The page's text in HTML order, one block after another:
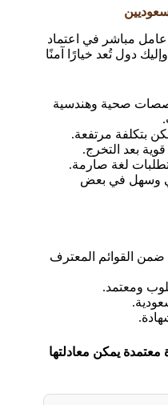
عامل مباشر في اعتماد
دول تُعد خيارًا آمنًا
صحية وهندسية
بتكلفة مرتفعة.
بعد التخرج.
لغة صارمة.
وسهل في بعض
ضمن القوائم المعترف
ومعتمد.
معتمدة يمكن معادلتها